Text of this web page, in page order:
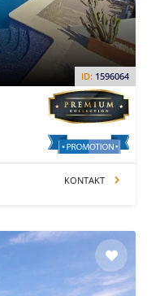
ID: 1596064
KONTAKT